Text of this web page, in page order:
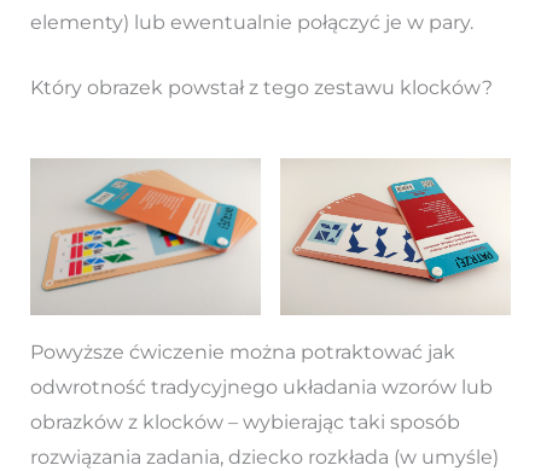
elementy) lub ewentualnie połączyć je w pary.
Który obrazek powstał z tego zestawu klocków?
Powyższe ćwiczenie można potraktować jak
odwrotność tradycyjnego układania wzorów lub
obrazków z klocków – wybierając taki sposób
rozwiązania zadania, dziecko rozkłada (w umyśle)